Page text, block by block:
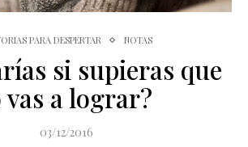
PARA DESPERTAR NOTAS
si supieras que
vas a lograr?
03/12/2016